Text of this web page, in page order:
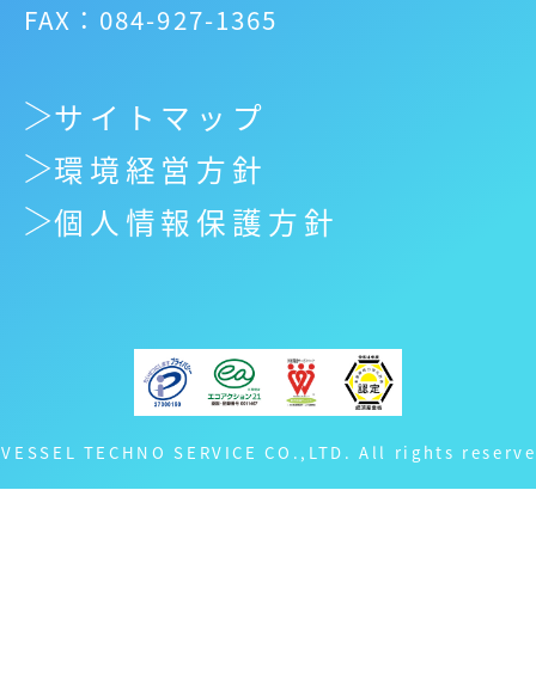
FAX：084-927-1365
TECHNO SERVICE CO.,LTD. All rights
サイトマップ
環境経営方針
個人情報保護方針